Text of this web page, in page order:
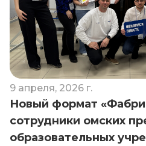
9 апреля, 2026 г.
Новый формат
сотрудники омских
образовательных